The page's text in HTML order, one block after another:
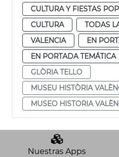
CULTURA Y FIESTAS
CULTURA
TODAS
VALENCIA
EN
EN PORTADA TEMÁTICA
GLÒRIA TELLO
MUSEU HISTÒRIA
MUSEO HISTORIA
Nuestras Apps